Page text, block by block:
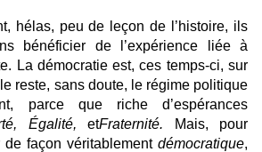
hélas, peu de leçon de l’histoire, ils
bénéficier de l’expérience liée à
La démocratie est, ces temps-ci, sur
reste, sans doute, le régime politique
parce que riche d’espérances
Égalité, etFraternité.
Mais, pour
de façon véritablement démocratique,